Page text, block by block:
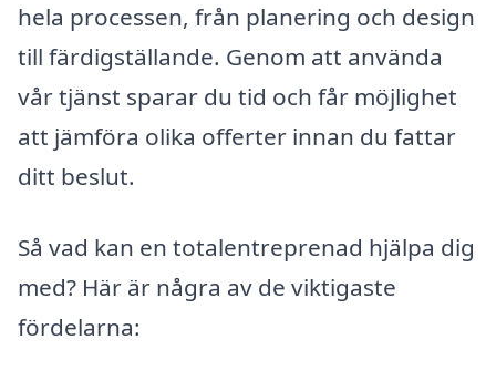
hela processen, från planering och design
till färdigställande. Genom att använda
vår tjänst sparar du tid och får möjlighet
att jämföra olika offerter innan du fattar
ditt beslut.
Så vad kan en totalentreprenad hjälpa dig
med? Här är några av de viktigaste
fördelarna: